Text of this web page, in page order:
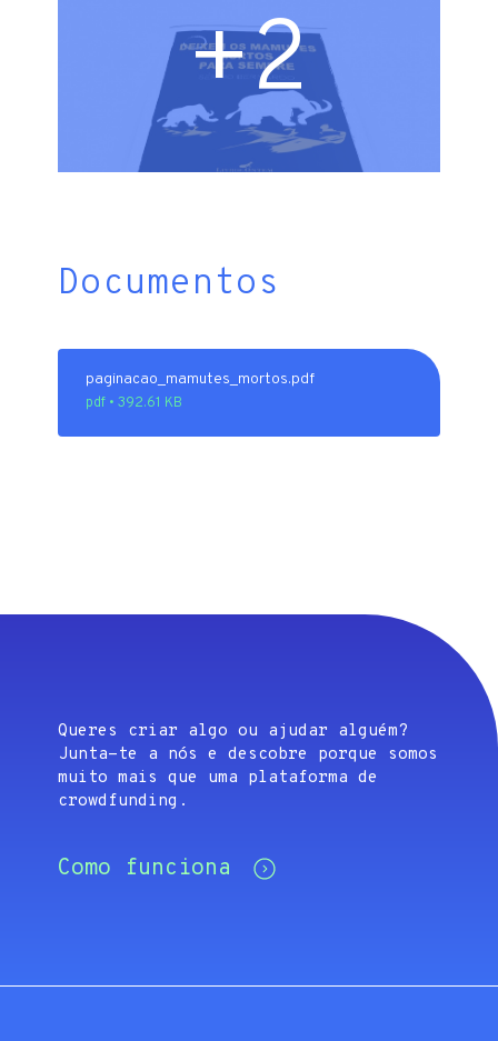
+2
Documentos
paginacao_mamutes_mortos.pdf
pdf • 392.61 KB
Queres criar algo ou ajudar alguém?
Junta-te a nós e descobre porque somos
muito mais que uma plataforma de
crowdfunding.
Como funciona